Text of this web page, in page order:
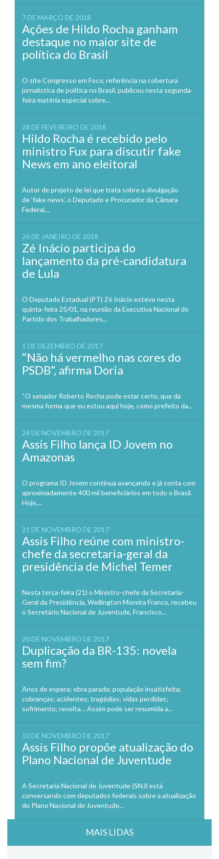
7 DE MARÇO DE 2018
Ações de Hildo Rocha ganham
destaque no maior site de
política do Brasil
O site Congresso em Foco, referência na cobertura
jornalística de política no Brasil, publicou nesta segunda-
feira matéria especial sobre...
28 DE FEVEREIRO DE 2018
Hildo Rocha é recebido pelo
ministro Fux para discutir fake
News em ano eleitoral
Autor de projeto de lei que trata sobre a divulgação
de ‘fake news’, o Deputado e Procurador da Câmara
Federal,...
26 DE JANEIRO DE 2018
Zé Inácio participa do
lançamento da pré-candidatura
de Lula
O Deputado Estadual (PT) Zé Inácio esteve nesta
quinta-feira 25/01, na reunião da Executiva Nacional do
Partido dos Trabalhadores...
1 DE DEZEMBRO DE 2017
“Não há vermelho nas cores do
PSDB”, afirma Doria
“O senador Roberto Rocha pode estar certo, que da
mesma forma que eu estou aqui hoje, como prefeito da...
24 DE NOVEMBRO DE 2017
Assis Filho lança ID Jovem no
Amazonas
O programa ID Jovem continua avançando e já conta com
aproximadamente 400 mil beneficiários em todo o Brasil.
Hoje,...
21 DE NOVEMBRO DE 2017
Assis Filho reúne com ministro-
chefe da secretaria-geral da
presidência de Michel Temer
Nesta terça-feira (21) o Ministro-chefe da Secretaria-
Geral da Presidência, Wellington Moreira Franco, recebeu
o Secretário Nacional de Juventude, Francisco...
20 DE NOVEMBRO DE 2017
Duplicação da BR-135: novela
sem fim?
Anos de espera; obra parada; população insatisfeita;
cobranças; acidentes; tragédias; vidas perdidas;
sofrimento; revolta… Assim pode ser resumida a...
10 DE NOVEMBRO DE 2017
Assis Filho propõe atualização do
Plano Nacional de Juventude
A Secretaria Nacional de Juventude (SNJ) está
conversando com deputados federais sobre a atualização
do Plano Nacional de Juventude...
MAIS LIDAS